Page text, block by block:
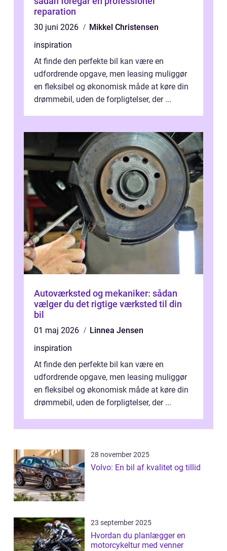
reparation
30 juni 2026
Mikkel Christensen
inspiration
At finde den perfekte bil kan være en
udfordrende opgave, men leasing muliggør
en fleksibel og økonomisk måde at køre din
drømmebil, uden de forpligtelser, der ...
Autoværksted og mekaniker: sådan
vælger du det rigtige værksted til din
bil
01 maj 2026
Linnea Jensen
inspiration
At finde den perfekte bil kan være en
udfordrende opgave, men leasing muliggør
en fleksibel og økonomisk måde at køre din
drømmebil, uden de forpligtelser, der ...
28 november 2025
Volvo: En bil af kvalitet og tillid
23 september 2025
Hvordan du planlægger en
motorcykeltur med venner